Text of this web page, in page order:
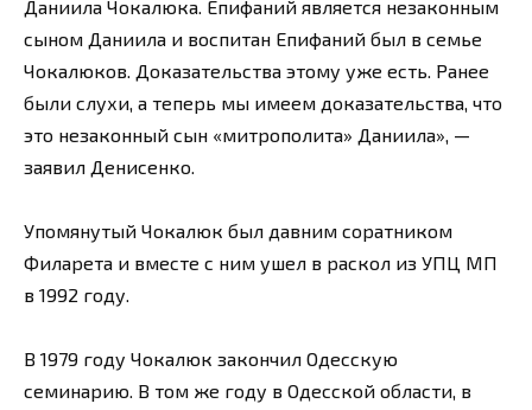
Даниила Чокалюка. Епифаний является незаконным
сыном Даниила и воспитан Епифаний был в семье
Чокалюков. Доказательства этому уже есть. Ранее
были слухи, а теперь мы имеем доказательства, что
это незаконный сын «митрополита» Даниила», —
заявил Денисенко.
Упомянутый Чокалюк был давним соратником
Филарета и вместе с ним ушел в раскол из УПЦ МП
в 1992 году.
В 1979 году Чокалюк закончил Одесскую
семинарию. В том же году в Одесской области, в